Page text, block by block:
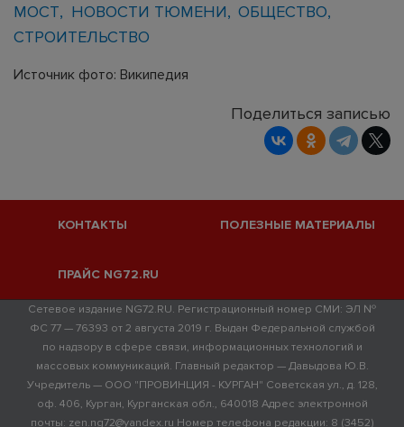
МОСТ НОВОСТИ ТЮМЕНИ
ОБЩЕСТВО
СТРОИТЕЛЬСТВО
Источник фото: Википедия
Поделиться записью
КОНТАКТЫ ПОЛЕЗНЫЕ МАТЕРИАЛЫ
ПРАЙС NG72.RU
Сетевое издание NG72.RU. Регистрационный номер СМИ: ЭЛ №
ФС 77 — 76393 от 2 августа 2019 г. Выдан Федеральной службой
по надзору в сфере связи, информационных технологий и
массовых коммуникаций. Главный редактор — Давыдова Ю.В.
Учредитель — ООО "ПРОВИНЦИЯ - КУРГАН" Советская ул., д. 128,
оф. 406, Курган, Курганская обл., 640018 Адрес электронной
почты: zen.ng72@yandex.ru Номер телефона редакции: 8 (3452)